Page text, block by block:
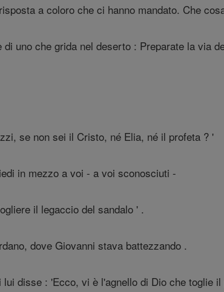
a coloro che ci hanno mandato. Che
uno che grida nel deserto : Preparate la via
se non sei il Cristo, né Elia, né il profeta ? '
in mezzo a voi - a voi sconosciuti -
il legaccio del sandalo ' .
dove Giovanni stava battezzando .
disse : 'Ecco, vi è l'agnello di Dio che toglie